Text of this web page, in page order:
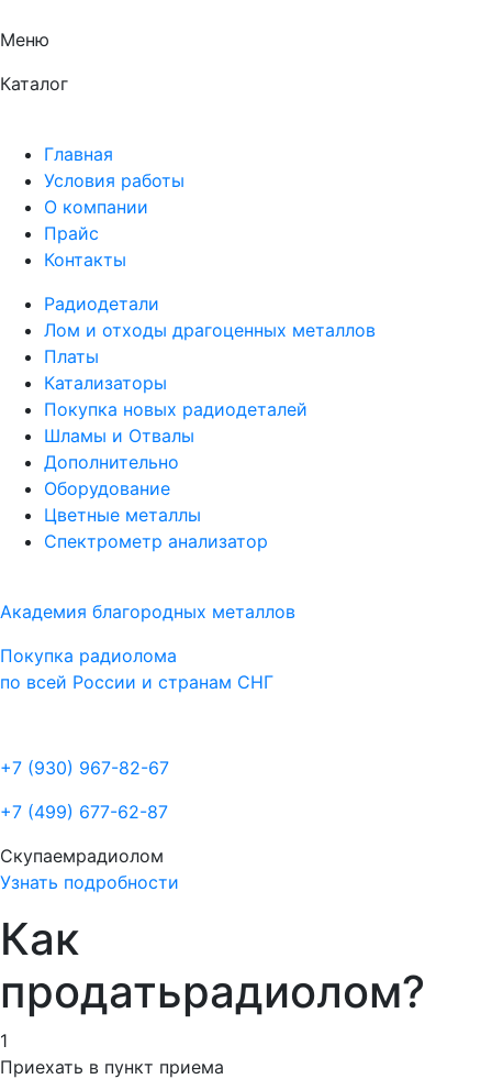
Меню
Каталог
Главная
Условия работы
О компании
Прайс
Контакты
Радиодетали
Лом и отходы драгоценных металлов
Платы
Катализаторы
Покупка новых радиодеталей
Шламы и Отвалы
Дополнительно
Оборудование
Цветные металлы
Спектрометр анализатор
Академия благородных металлов
Покупка радиолома
по всей России и странам СНГ
+7 (930) 967-82-67
+7 (499) 677-62-87
Скупаемрадиолом
Узнать подробности
Как
продатьрадиолом?
1
Приехать в пункт приема